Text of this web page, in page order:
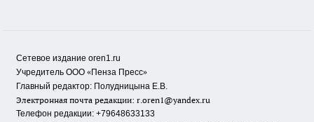
Сетевое издание oren1.ru
Учредитель ООО «Пенза Пресс»
Главный редактор: Полудницына Е.В.
Электронная почта редакции: r.oren1@yandex.ru
Телефон редакции: +79648633133